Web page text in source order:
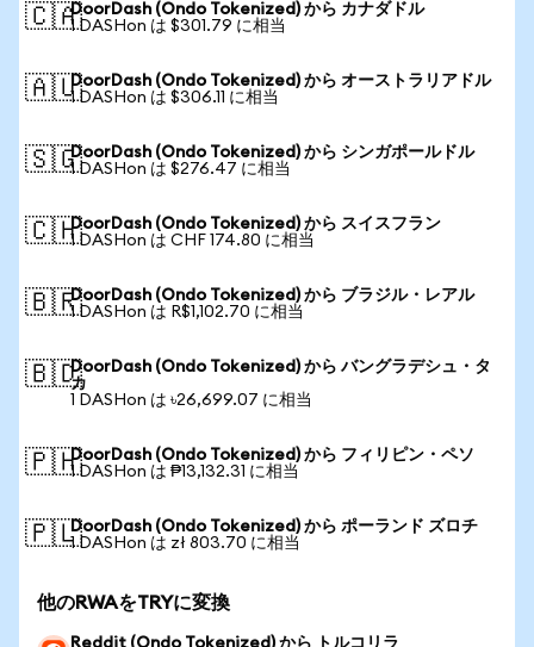
🇨🇦DoorDash (Ondo Tokenized) から カナダドル
1 DASHon は $301.79 に相当
🇦🇺DoorDash (Ondo Tokenized) から オーストラリアドル
1 DASHon は $306.11 に相当
🇸🇬DoorDash (Ondo Tokenized) から シンガポールドル
1 DASHon は $276.47 に相当
🇨🇭DoorDash (Ondo Tokenized) から スイスフラン
1 DASHon は CHF 174.80 に相当
🇧🇷DoorDash (Ondo Tokenized) から ブラジル・レアル
1 DASHon は R$1,102.70 に相当
🇧🇩DoorDash (Ondo Tokenized) から バングラデシュ・タ
カ
1 DASHon は ৳26,699.07 に相当
🇵🇭DoorDash (Ondo Tokenized) から フィリピン・ペソ
1 DASHon は ₱13,132.31 に相当
🇵🇱DoorDash (Ondo Tokenized) から ポーランド ズロチ
1 DASHon は zł 803.70 に相当
他のRWAをTRYに変換
Reddit (Ondo Tokenized) から トルコリラ